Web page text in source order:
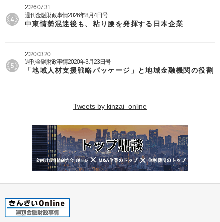
2026.07.31.
週刊金融財政事情2026年8月4日号
中東情勢混迷後も、粘り腰を発揮する日本企業
2020.03.20.
週刊金融財政事情2020年3月23日号
「地域人材支援戦略パッケージ」と地域金融機関の役割
Tweets by kinzai_online